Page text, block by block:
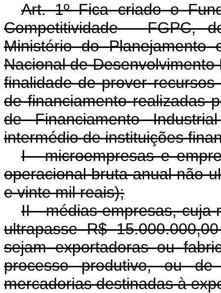
Art. 1º Fica criado o
Competitividade - FGPC,
Ministério do
Nacional de
finalidade de prover
de financiamento realizadas
de Financiamento
intermédio de instituições
I - microempresas e
operacional bruta anual não
e vinte mil reais);
II - médias empresas, cuja
ultrapasse R$
sejam exportadoras ou
processo produtivo, ou
mercadorias destinadas à